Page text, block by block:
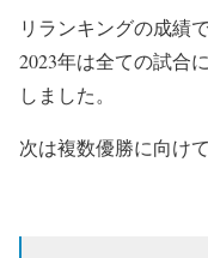
リランキングの成績
2023年は全ての試合
しました。
次は複数優勝に向け